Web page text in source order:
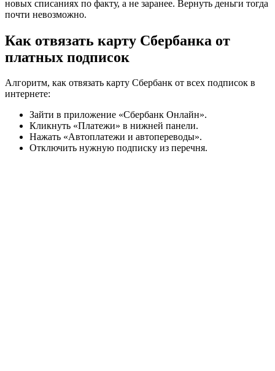
новых списаниях по факту, а не заранее. Вернуть деньги тогда
почти невозможно.
Как отвязать карту Сбербанка от
платных подписок
Алгоритм, как отвязать карту Сбербанк от всех подписок в
интернете:
Зайти в приложение «Сбербанк Онлайн».
Кликнуть «Платежи» в нижней панели.
Нажать «Автоплатежи и автопереводы».
Отключить нужную подписку из перечня.